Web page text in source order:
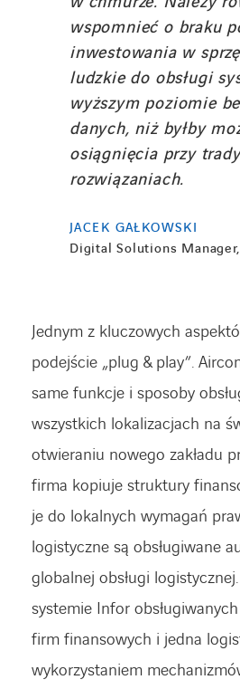
wspomnieć o braku
inwestowania w
ludzkie do obsługi
wyższym poziomie
danych, niż byłby
osiągnięcia przy
rozwiązaniach.
JACEK GAŁKOWSKI
Digital Solutions
Jednym z kluczowych
podejście „plug & play”.
same funkcje i sposoby
wszystkich lokalizacjach na
otwieraniu nowego zakładu
firma kopiuje struktury
je do lokalnych wymagań
logistyczne są obsługiwane
globalnej obsługi
systemie Infor
firm finansowych i jedna
wykorzystaniem